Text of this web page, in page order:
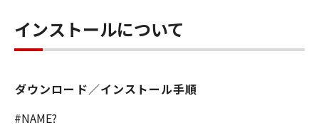
べての責任を負っていただくものとしま
す。 (2) お客様は、再使用許諾、譲渡、頒
「本ソフトウエア」を使用もしくは利用さ
インストールについて
ダウンロード／インストール手順
#NAME?